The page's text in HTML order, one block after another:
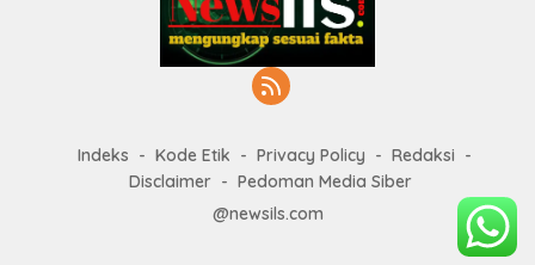
Indeks Kode Etik Privacy Policy
Redaksi
Disclaimer
Pedoman Media Siber
@newsils.com